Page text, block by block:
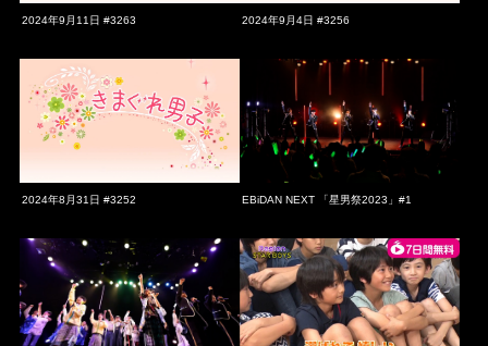
2024年9月11日 #3263 2024年9月4日 #3256
2024年8月31日 #3252 EBiDAN NEXT 「星男祭2023」#1